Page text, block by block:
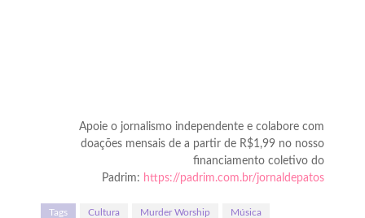
Apoie o jornalismo independente e colabore com
doações mensais de a partir de R$1,99 no nosso
financiamento coletivo do
Padrim: https://padrim.com.br/jornaldepatos
Tags Cultura Murder Worship
Música